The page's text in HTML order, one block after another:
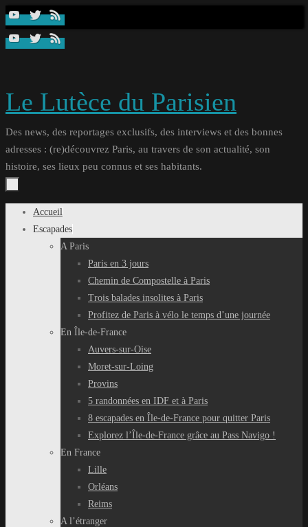
Passer
contenu
Le Lutèce du Parisien
Des news, des reportages exclusifs, des interviews et des bonnes
adresses : (re)découvrez Paris, au travers de son actualité, son
histoire, ses lieux peu connus et ses habitants.
Passer
Accueil
Escapades
A Paris
Paris en 3 jours
Chemin de Compostelle à Paris
Trois balades insolites à Paris
Profitez de Paris à vélo le temps d’une journée
En Île-de-France
Auvers-sur-Oise
Moret-sur-Loing
Provins
5 randonnées en IDF et à Paris
8 escapades en Île-de-France pour quitter Paris
Explorez l’Île-de-France grâce au Pass Navigo !
En France
Lille
Orléans
Reims
A l’étranger